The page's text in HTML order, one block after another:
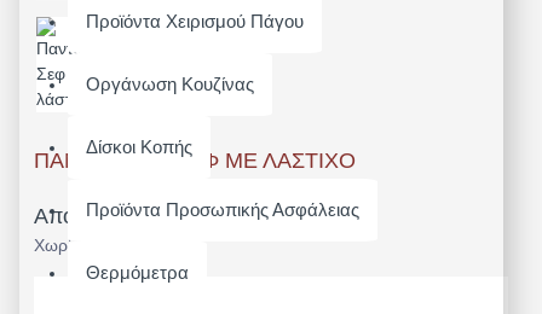
Προϊόντα Χειρισμού Πάγου
Οργάνωση Κουζίνας
Δίσκοι Κοπής
Προϊόντα Προσωπικής Ασφάλειας
Θερμόμετρα
ΠΑΝΤΕΛΌΝΑ ΣΕΦ ΜΕ ΛΆΣΤΙΧΟ
Από 37,20€
Χωρίς ΦΠΑ: 30,00€